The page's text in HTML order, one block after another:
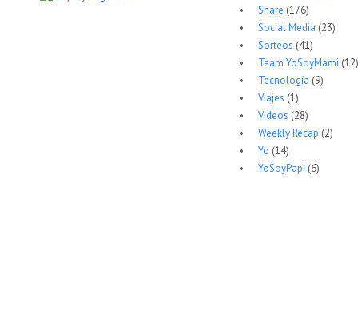
Share (176)
Social Media (23)
Sorteos (41)
Team YoSoyMami (12)
Tecnología (9)
Viajes (1)
Videos (28)
Weekly Recap (2)
Yo (14)
YoSoyPapi (6)